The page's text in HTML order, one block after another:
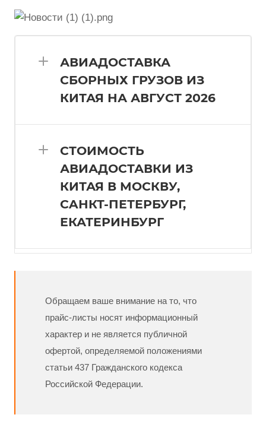
АВИАДОСТАВКА
СБОРНЫХ ГРУЗОВ ИЗ
КИТАЯ НА АВГУСТ 2026
СТОИМОСТЬ
АВИАДОСТАВКИ ИЗ
КИТАЯ В МОСКВУ,
СAНКТ-ПЕТЕРБУРГ,
ЕКАТЕРИНБУРГ
Обращаем ваше внимание на то, что
прайс-листы носят информационный
характер и не является публичной
офертой, определяемой положениями
статьи 437 Гражданского кодекса
Российской Федерации.